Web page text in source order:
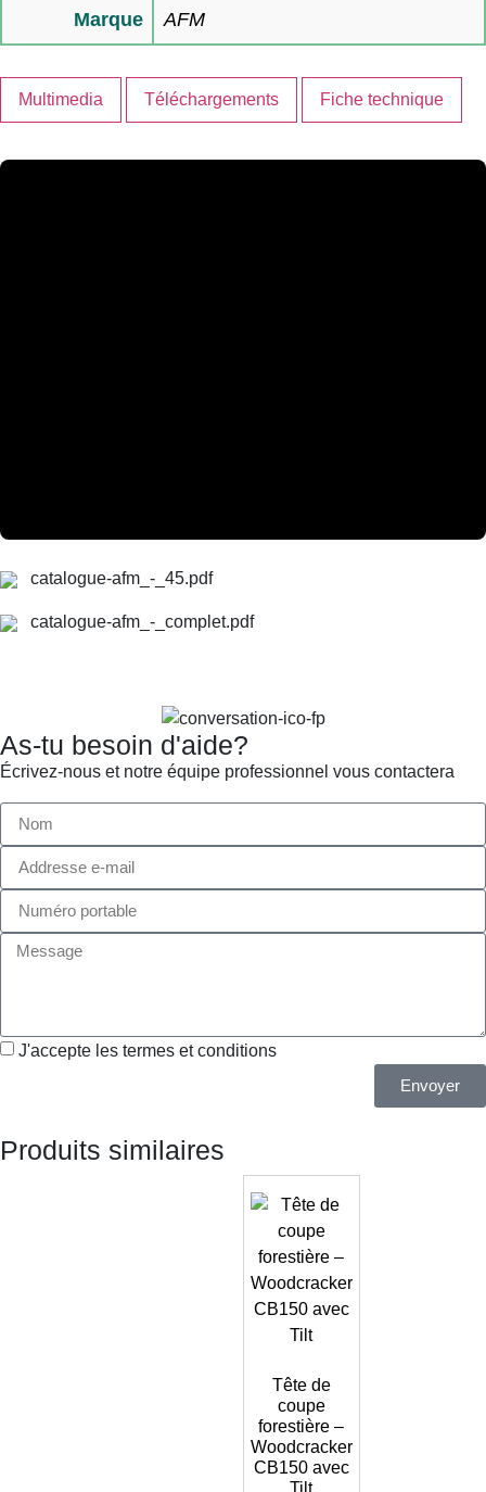
Marque AFM
Multimedia Téléchargements Fiche technique
catalogue-afm_-_45.pdf
catalogue-afm_-_complet.pdf
As-tu besoin d'aide?
Écrivez-nous et notre équipe professionnel vous contactera
J'accepte les termes et conditions
Envoyer
Produits similaires
Tête de
coupe
forestière –
Woodcracker
CB150 avec
Tilt